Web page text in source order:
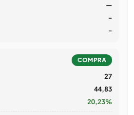
—
-
-
COMPRA
27
44,83
20,23%